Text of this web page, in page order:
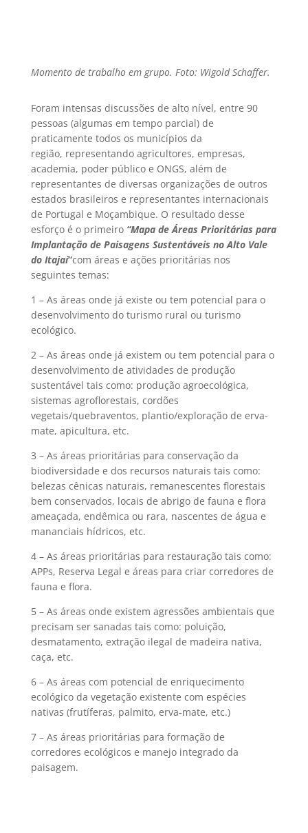
Momento de trabalho em grupo. Foto: Wigold Schaffer.
Foram intensas discussões de alto nível, entre 90
pessoas (algumas em tempo parcial) de
praticamente todos os municípios da
região, representando agricultores, empresas,
academia, poder público e ONGS, além de
representantes de diversas organizações de outros
estados brasileiros e representantes internacionais
de Portugal e Moçambique. O resultado desse
esforço é o primeiro “Mapa de Áreas Prioritárias para
Implantação de Paisagens Sustentáveis no Alto Vale
do Itajaí”com áreas e ações prioritárias nos
seguintes temas:
1 – As áreas onde já existe ou tem potencial para o
desenvolvimento do turismo rural ou turismo
ecológico.
2 – As áreas onde já existem ou tem potencial para o
desenvolvimento de atividades de produção
sustentável tais como: produção agroecológica,
sistemas agroflorestais, cordões
vegetais/quebraventos, plantio/exploração de erva-
mate, apicultura, etc.
3 – As áreas prioritárias para conservação da
biodiversidade e dos recursos naturais tais como:
belezas cênicas naturais, remanescentes florestais
bem conservados, locais de abrigo de fauna e flora
ameaçada, endêmica ou rara, nascentes de água e
mananciais hídricos, etc.
4 – As áreas prioritárias para restauração tais como:
APPs, Reserva Legal e áreas para criar corredores de
fauna e flora.
5 – As áreas onde existem agressões ambientais que
precisam ser sanadas tais como: poluição,
desmatamento, extração ilegal de madeira nativa,
caça, etc.
6 – As áreas com potencial de enriquecimento
ecológico da vegetação existente com espécies
nativas (frutíferas, palmito, erva-mate, etc.)
7 – As áreas prioritárias para formação de
corredores ecológicos e manejo integrado da
paisagem.